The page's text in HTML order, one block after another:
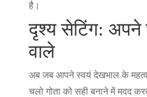
है।
दृश्य सेटिंग: अपने
वाले
अब जब आपने स्वयं देखभाल के महत्व
चलो गोता को सही बनाने में मदद